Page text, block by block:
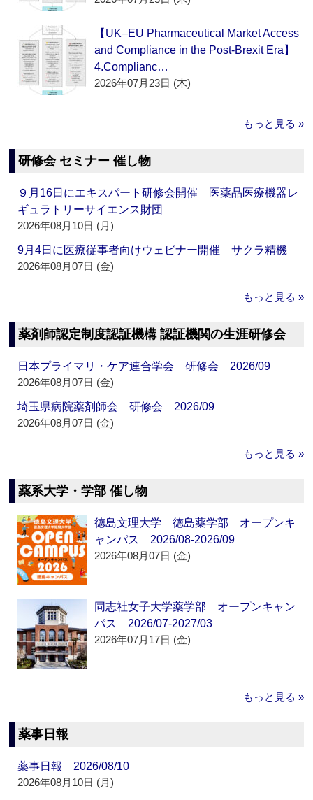
【UK–EU Pharmaceutical Market Access
and Compliance in the Post-Brexit Era】
4.Complianc…
2026年07月23日 (木)
もっと見る »
研修会 セミナー 催し物
９月16日にエキスパート研修会開催 医薬品医療機器レ
ギュラトリーサイエンス財団
2026年08月10日 (月)
9月4日に医療従事者向けウェビナー開催 サクラ精機
2026年08月07日 (金)
もっと見る »
薬剤師認定制度認証機構 認証機関の生涯研修会
日本プライマリ・ケア連合学会 研修会 2026/09
2026年08月07日 (金)
埼玉県病院薬剤師会 研修会 2026/09
2026年08月07日 (金)
もっと見る »
薬系大学・学部 催し物
徳島文理大学 徳島薬学部 オープンキ
ャンパス 2026/08-2026/09
2026年08月07日 (金)
同志社女子大学薬学部 オープンキャン
パス 2026/07-2027/03
2026年07月17日 (金)
もっと見る »
薬事日報
薬事日報 2026/08/10
2026年08月10日 (月)